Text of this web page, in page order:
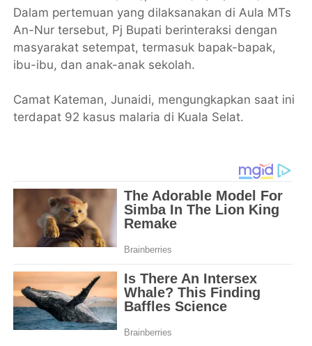
Dalam pertemuan yang dilaksanakan di Aula MTs
An-Nur tersebut, Pj Bupati berinteraksi dengan
masyarakat setempat, termasuk bapak-bapak,
ibu-ibu, dan anak-anak sekolah.
Camat Kateman, Junaidi, mengungkapkan saat ini
terdapat 92 kasus malaria di Kuala Selat.